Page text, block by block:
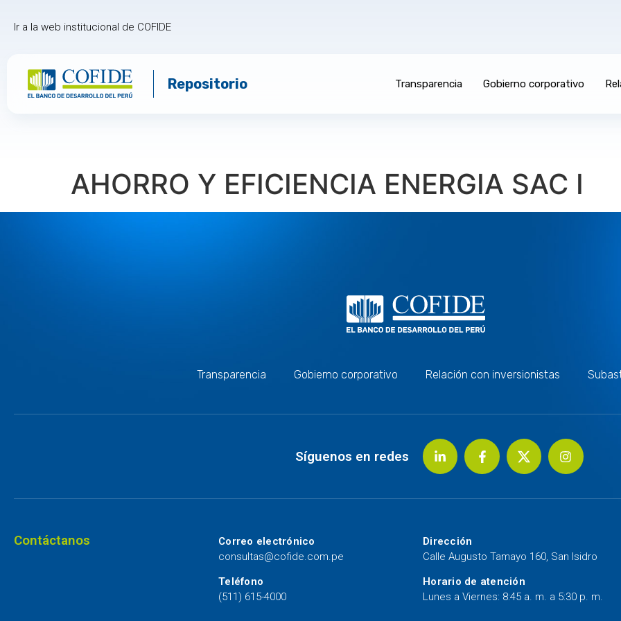
Ir a la web institucional de COFIDE
Repositorio Transparencia Gobierno corporativo
AHORRO Y EFICIENCIA ENERGIA SAC I
Transparencia Gobierno corporativo Relación con inversionistas
Síguenos en redes
Contáctanos
Correo electrónico
consultas@cofide.com.pe
Teléfono
(511) 615-4000
Dirección
Calle Augusto Tamayo 160, San Isidro
Horario de atención
Lunes a Viernes: 8:45 a. m. a 5:30 p. m.